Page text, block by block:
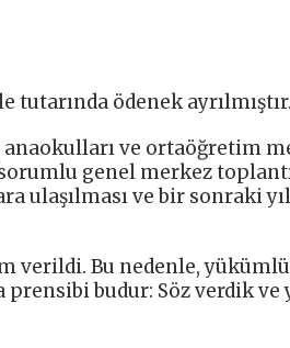
ödenek ayrılmıştır.
anaokulları ve ortaöğretim
genel merkez
ulaşılması ve bir sonraki
verildi. Bu nedenle,
budur: Söz verdik ve